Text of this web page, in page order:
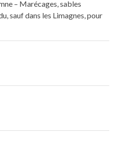
– Marécages, sables
sauf dans les Limagnes, pour